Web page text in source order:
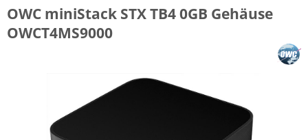
OWC miniStack STX TB4 0GB Gehäuse
OWCT4MS9000